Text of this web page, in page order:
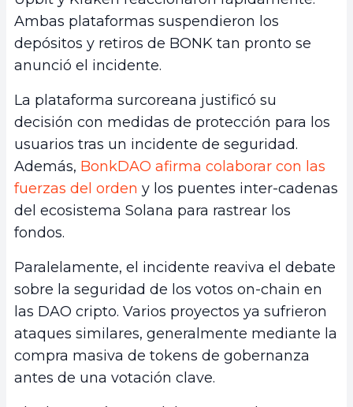
Ambas plataformas suspendieron los
depósitos y retiros de BONK tan pronto se
anunció el incidente.
La plataforma surcoreana justificó su
decisión con medidas de protección para los
usuarios tras un incidente de seguridad.
Además, BonkDAO afirma colaborar con las
fuerzas del orden y los puentes inter-cadenas
del ecosistema Solana para rastrear los
fondos.
Paralelamente, el incidente reaviva el debate
sobre la seguridad de los votos on-chain en
las DAO cripto. Varios proyectos ya sufrieron
ataques similares, generalmente mediante la
compra masiva de tokens de gobernanza
antes de una votación clave.